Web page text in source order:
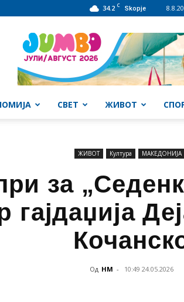
34.2 C Skopje
СВЕТ ЖИВОТ
ЖИВОТ Култура МАКЕДОНИЈА
за
гајдаџија
Од НМ - 10:49 24.05.2026